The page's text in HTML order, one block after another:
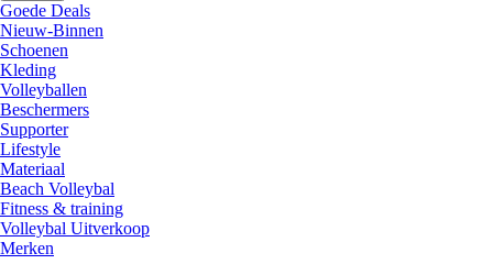
Goede Deals
Nieuw-Binnen
Schoenen
Kleding
Volleyballen
Beschermers
Supporter
Lifestyle
Materiaal
Beach Volleybal
Fitness & training
Volleybal Uitverkoop
Merken